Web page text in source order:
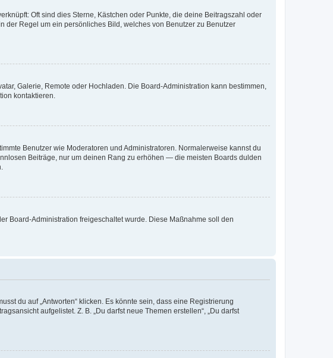
Oft sind dies Sterne, Kästchen oder Punkte, die deine Beitragszahl oder
der Regel um ein persönliches Bild, welches von Benutzer zu Benutzer
Galerie, Remote oder Hochladen. Die Board-Administration kann bestimmen,
kontaktieren.
Benutzer wie Moderatoren und Administratoren. Normalerweise kannst du
Beiträge, nur um deinen Rang zu erhöhen — die meisten Boards dulden
Board-Administration freigeschaltet wurde. Diese Maßnahme soll den
du auf „Antworten“ klicken. Es könnte sein, dass eine Registrierung
aufgelistet. Z. B. „Du darfst neue Themen erstellen“, „Du darfst